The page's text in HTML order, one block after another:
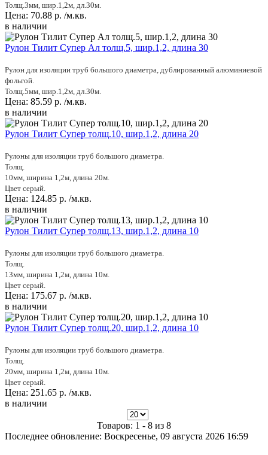
Толщ.3мм, шир.1,2м, дл.30м.
Цена: 70.88 р. /м.кв.
в наличии
Рулон Тилит Супер Ал толщ.5, шир.1,2, длина 30
Рулон для изоляции труб большого диаметра, дублированный алюминиевой
фольгой.
Толщ.5мм, шир.1,2м, дл.30м.
Цена: 85.59 р. /м.кв.
в наличии
Рулон Тилит Супер толщ.10, шир.1,2, длина 20
Рулоны для изоляции труб большого диаметра.
Толщ.
10мм, ширина 1,2м, длина 20м.
Цвет серый.
Цена: 124.85 р. /м.кв.
в наличии
Рулон Тилит Супер толщ.13, шир.1,2, длина 10
Рулоны для изоляции труб большого диаметра.
Толщ.
13мм, ширина 1,2м, длина 10м.
Цвет серый.
Цена: 175.67 р. /м.кв.
в наличии
Рулон Тилит Супер толщ.20, шир.1,2, длина 10
Рулоны для изоляции труб большого диаметра.
Толщ.
20мм, ширина 1,2м, длина 10м.
Цвет серый.
Цена: 251.65 р. /м.кв.
в наличии
Товаров: 1 - 8 из 8
Последнее обновление: Воскресенье, 09 августа 2026 16:59